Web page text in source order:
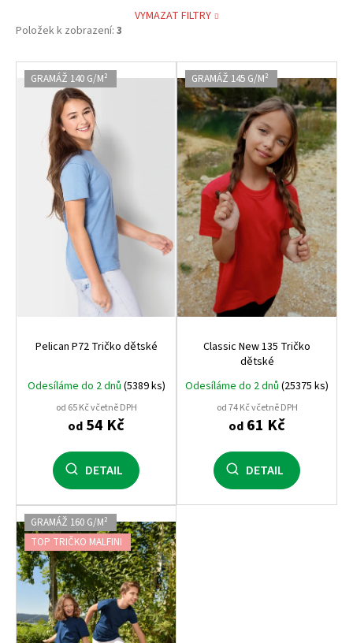
VYMAZAT FILTRY
Položek k zobrazení: 3
V
ý GRAMÁŽ 140 G/M²
Pelican P72 Tričko dětské
Odesíláme do 2 dnů (5389 ks)
od 65 Kč včetně DPH
od 54 Kč
DETAIL
GRAMÁŽ 145 G/M²
Classic New 135 Tričko
dětské
Odesíláme do 2 dnů (25375 ks)
od 74 Kč včetně DPH
od 61 Kč
DETAIL
GRAMÁŽ 160 G/M²
TOP TRIČKO MALFINI